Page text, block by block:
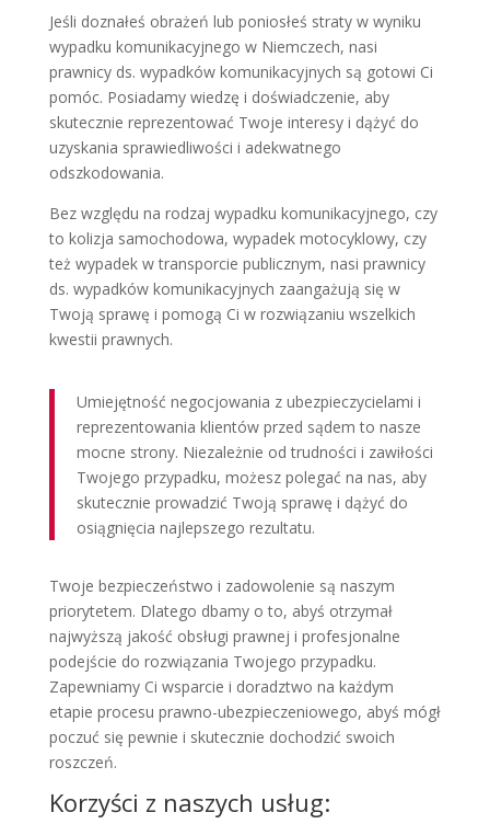
Jeśli doznałeś obrażeń lub poniosłeś straty w wyniku
wypadku komunikacyjnego w Niemczech, nasi
prawnicy ds. wypadków komunikacyjnych są gotowi Ci
pomóc. Posiadamy wiedzę i doświadczenie, aby
skutecznie reprezentować Twoje interesy i dążyć do
uzyskania sprawiedliwości i adekwatnego
odszkodowania.
Bez względu na rodzaj wypadku komunikacyjnego, czy
to kolizja samochodowa, wypadek motocyklowy, czy
też wypadek w transporcie publicznym, nasi prawnicy
ds. wypadków komunikacyjnych zaangażują się w
Twoją sprawę i pomogą Ci w rozwiązaniu wszelkich
kwestii prawnych.
Umiejętność negocjowania z ubezpieczycielami i
reprezentowania klientów przed sądem to nasze
mocne strony. Niezależnie od trudności i zawiłości
Twojego przypadku, możesz polegać na nas, aby
skutecznie prowadzić Twoją sprawę i dążyć do
osiągnięcia najlepszego rezultatu.
Twoje bezpieczeństwo i zadowolenie są naszym
priorytetem. Dlatego dbamy o to, abyś otrzymał
najwyższą jakość obsługi prawnej i profesjonalne
podejście do rozwiązania Twojego przypadku.
Zapewniamy Ci wsparcie i doradztwo na każdym
etapie procesu prawno-ubezpieczeniowego, abyś mógł
poczuć się pewnie i skutecznie dochodzić swoich
roszczeń.
Korzyści z naszych usług: